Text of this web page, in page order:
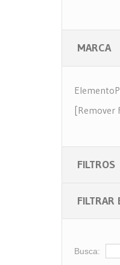
MARCA
[Remover
FILTROS
FILTRAR
Busca: